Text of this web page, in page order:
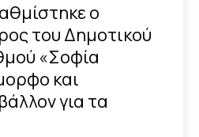
ο
του Δημοτικού
«Σοφία
και
για τα